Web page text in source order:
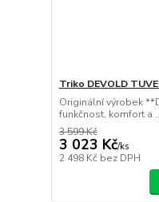
Triko DEVOLD
Originální výrobek
funkčnost, komfort a
3 599 Kč
3 023 Kč/ks
2 498 Kč bez DPH